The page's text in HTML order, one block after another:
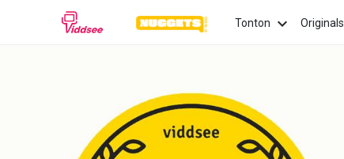
Tonton Originals
Animasi